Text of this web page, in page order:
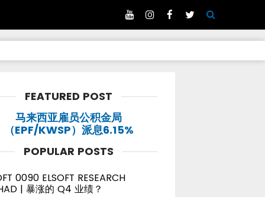
FEATURED POST
马来西亚雇员公积金局
（EPF/KWSP）派息6.15%
POPULAR POSTS
0090 ELSOFT RESEARCH
| 暴涨的 Q4 业绩？